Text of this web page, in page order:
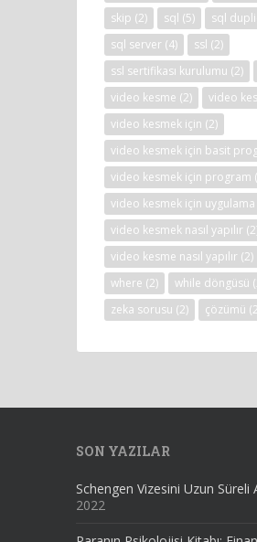
skip (2) sql (5) sql
sql server (4) ssl (2)
ssl sertifikası kurulumu (2)
video kesme (2) video
video kesmek için (2)
video kesmek için basit
video kesmek için program
video kesmek için uygulama
video kesmek nasıl yapılır
video kesme nasıl yapılır (2)
where (2) while döngüsü
zeka sorusu (2) çözümü
SON YAZILAR
Schengen Vizesini Uzun Süreli
2022